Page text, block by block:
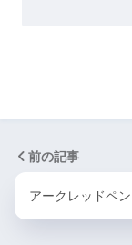
前の記事
アークレッドペ